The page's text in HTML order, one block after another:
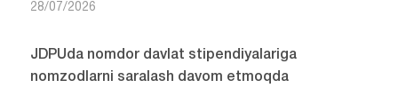
28/07/2026
JDPUda nomdor davlat stipendiyalariga
nomzodlarni saralash davom etmoqda